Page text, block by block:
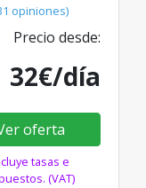
opiniones)
Precio desde:
32€/día
oferta
tasas e
(VAT)